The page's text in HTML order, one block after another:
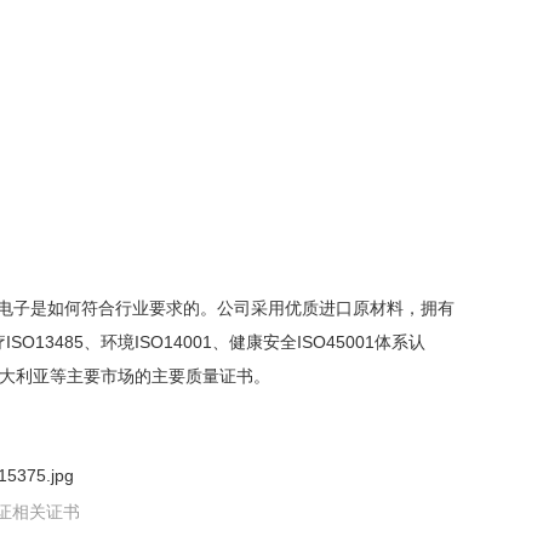
是如何符合行业要求的。公司采用优质进口原材料，拥有
、环境ISO14001、健康安全ISO45001体系认
亚等主要市场的主要质量证书。
相关证书